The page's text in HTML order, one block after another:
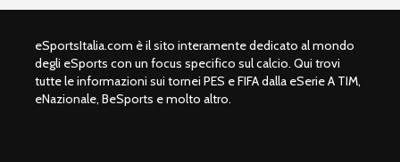
eSportsItalia.com è il sito interamente dedicato al mondo
degli eSports con un focus specifico sul calcio. Qui trovi
tutte le informazioni sui tornei PES e FIFA dalla eSerie A TIM,
eNazionale, BeSports e molto altro.